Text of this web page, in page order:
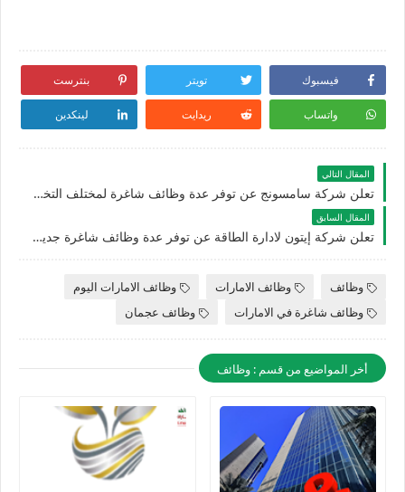
فيسبوك تويتر بنترست
واتساب ريدايت لينكدين
المقال التالي
تعلن شركة سامسونج عن توفر عدة وظائف شاغرة لمختلف التخصصات للرجال والنساء بالامارات
المقال السابق
تعلن شركة إيتون لادارة الطاقة عن توفر عدة وظائف شاغرة جديدة للجنسيين في الامارات
وظائف وظائف الامارات
وظائف الامارات اليوم
وظائف شاغرة في الامارات
وظائف عجمان
أخر المواضيع من قسم : وظائف